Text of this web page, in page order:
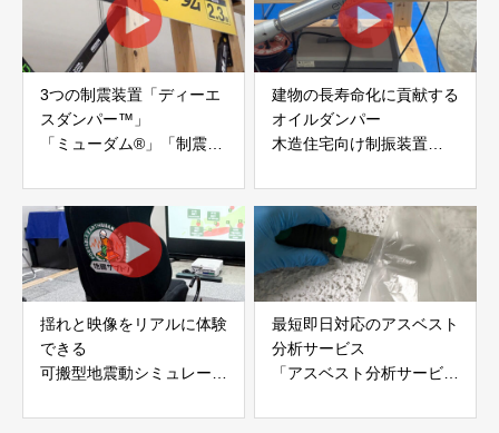
3つの制震装置「ディーエ
スダンパー™」
「ミューダム®」「制震テ
アイディールブレーン株式
会社
建物の長寿命化に貢献する
オイルダンパー
木造住宅向け制振装置
株式会社evoltz
揺れと映像をリアルに体験
できる
可搬型地震動シミュレータ
白山工業株式会社
最短即日対応のアスベスト
分析サービス
「アスベスト分析サービ